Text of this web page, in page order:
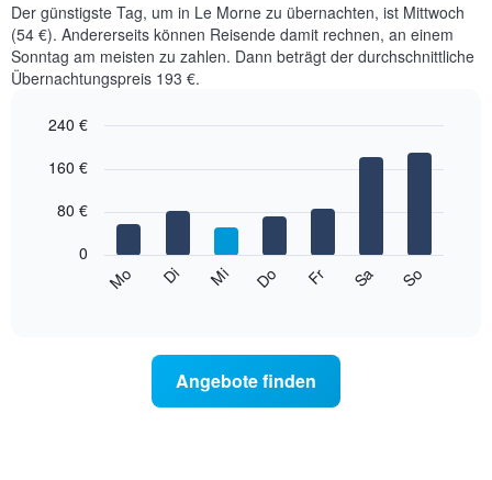
Der günstigste Tag, um in Le Morne zu übernachten, ist Mittwoch
(54 €). Andererseits können Reisende damit rechnen, an einem
Sonntag am meisten zu zahlen. Dann beträgt der durchschnittliche
Übernachtungspreis 193 €.
chart
bars.
durchschnittlichen
graphic.
Mo Di Mi Do Fr Sa So
0
80 €
160 €
240 €
Angebote finden